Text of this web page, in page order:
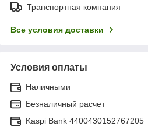
Транспортная компания
Все условия доставки
Условия оплаты
Наличными
Безналичный расчет
Kaspi Bank 4400430152767205